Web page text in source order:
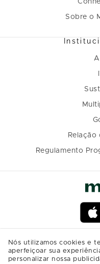
Sobre o
Relação
Regulamento
Nós utilizamos cookies e
aperfeiçoar sua
personalizar nossa